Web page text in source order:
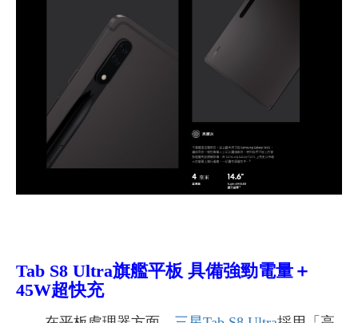
Tab S8 Ultra旗艦平板 具備強勁電量＋
45W超快充